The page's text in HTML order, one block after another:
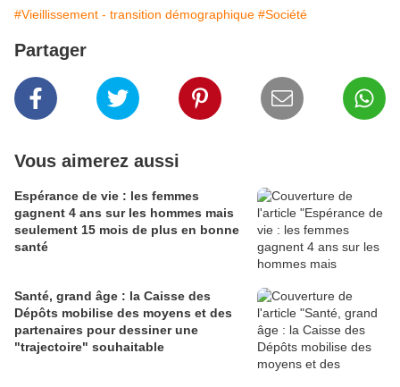
#Vieillissement - transition démographique #Société
Partager
Vous aimerez aussi
Espérance de vie : les femmes
gagnent 4 ans sur les hommes mais
seulement 15 mois de plus en bonne
santé
Santé, grand âge : la Caisse des
Dépôts mobilise des moyens et des
partenaires pour dessiner une
"trajectoire" souhaitable